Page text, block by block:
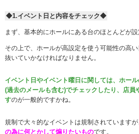
◆1.イベント日と内容をチェック◆
まず、基本的にホールにある台のほとんどが設
その上で、ホールが高設定を使う可能性の高
抜いていかなければなりません。
イベント日やイベント曜日に関しては、ホー
(過去のメールも含む)でチェックしたり、店員
すのが一般的ですかね。
規制で大々的なイベントは規制されていますが
の為に何とかして煽りたいものです。